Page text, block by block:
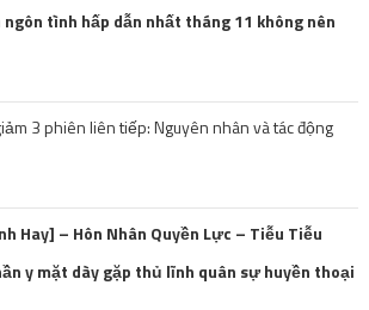
tình hấp dẫn nhất tháng 11 không nên
3 phiên liên tiếp: Nguyên nhân và tác động
Hay] – Hôn Nhân Quyền Lực – Tiễu Tiễu
y mặt dày gặp thủ lĩnh quân sự huyền thoại